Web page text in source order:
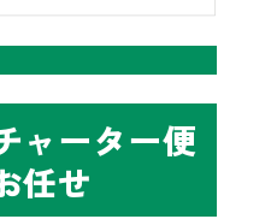
ャーター便
任せ